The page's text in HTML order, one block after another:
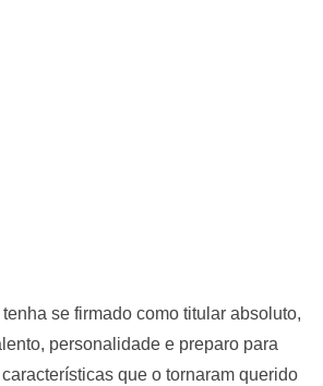
se firmado como titular absoluto,
personalidade e preparo para
que o tornaram querido